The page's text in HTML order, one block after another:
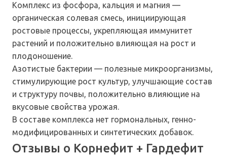
Комплекс из фосфора, кальция и магния —
органическая солевая смесь, инициирующая
ростовые процессы, укрепляющая иммунитет
растений и положительно влияющая на рост и
плодоношение.
Азотистые бактерии — полезные микроорганизмы,
стимулирующие рост культур, улучшающие состав
и структуру почвы, положительно влияющие на
вкусовые свойства урожая.
В составе комплекса нет гормональных, генно-
модифицированных и синтетических добавок.
Отзывы о Корнефит + Гардефит